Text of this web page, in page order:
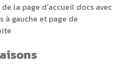
la page d'accueil docs avec
à gauche et page de